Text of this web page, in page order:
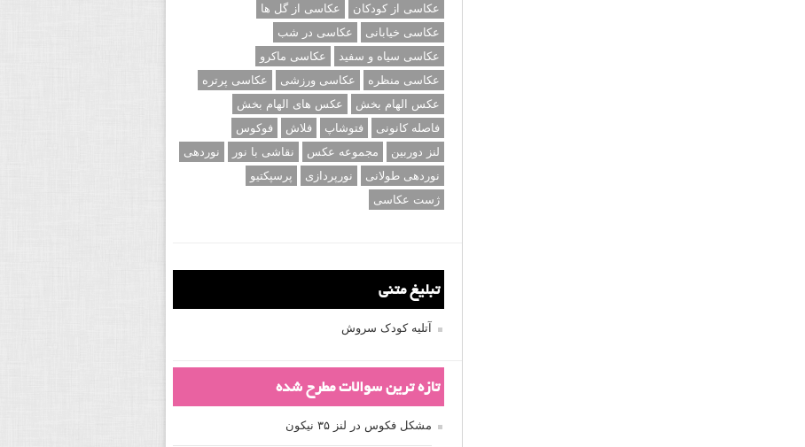
عکاسی از کودکان
عکاسی از گل ها
عکاسی خیابانی
عکاسی در شب
عکاسی سیاه و سفید
عکاسی ماکرو
عکاسی منظره
عکاسی ورزشی
عکاسی پرتره
عکس الهام بخش
عکس های الهام بخش
فاصله کانونی
فتوشاپ فلاش
فوکوس
لنز دوربین
مجموعه عکس نقاشی با نور
نوردهی
نوردهی طولانی
نورپردازی
پرسپکتیو
ژست عکاسی
تبلیغ متنی
آتلیه کودک سروش
تازه ترین سوالات مطرح شده
مشکل فکوس در لنز ۳۵ نیکون